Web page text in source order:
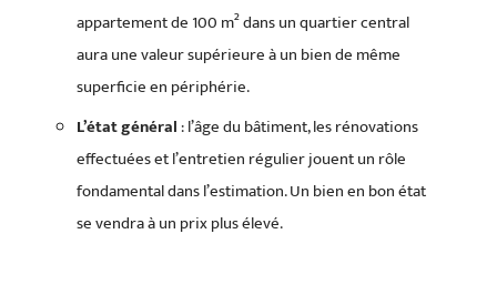
appartement de 100 m² dans un quartier central
aura une valeur supérieure à un bien de même
superficie en périphérie.
L’état général: l’âge du bâtiment, les rénovations
effectuées et l’entretien régulier jouent un rôle
fondamental dans l’estimation. Un bien en bon état
se vendra à un prix plus élevé.